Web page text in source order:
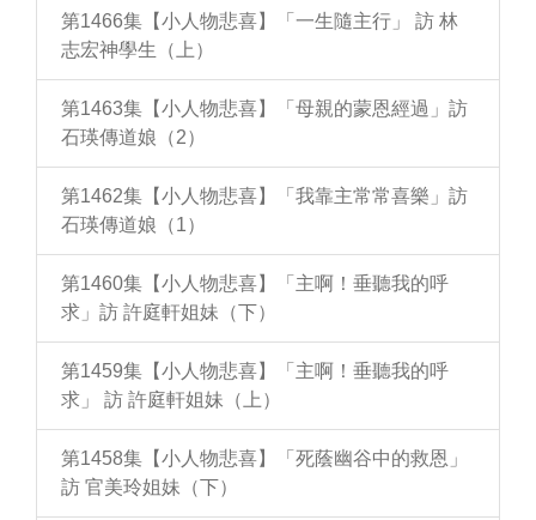
第1466集【小人物悲喜】「一生隨主行」 訪 林
志宏神學生（上）
第1463集【小人物悲喜】「母親的蒙恩經過」訪
石瑛傳道娘（2）
第1462集【小人物悲喜】「我靠主常常喜樂」訪
石瑛傳道娘（1）
第1460集【小人物悲喜】「主啊！垂聽我的呼
求」訪 許庭軒姐妹（下）
第1459集【小人物悲喜】「主啊！垂聽我的呼
求」 訪 許庭軒姐妹（上）
第1458集【小人物悲喜】「死蔭幽谷中的救恩」
訪 官美玲姐妹（下）